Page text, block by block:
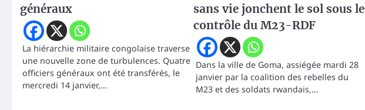
généraux
La hiérarchie militaire congolaise traverse
une nouvelle zone de turbulences. Quatre
officiers généraux ont été transférés, le
mercredi 14 janvier,…
sans vie jonchent le sol sous le
contrôle du M23-RDF
Dans la ville de Goma, assiégée mardi 28
janvier par la coalition des rebelles du
M23 et des soldats rwandais,…